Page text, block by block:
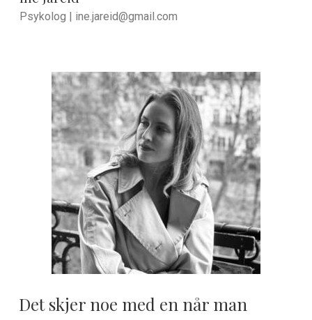
Psykolog | ine.jareid@gmail.com
Det skjer noe med en når man